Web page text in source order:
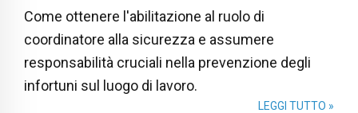
Come ottenere l'abilitazione al ruolo di
coordinatore alla sicurezza e assumere
responsabilità cruciali nella prevenzione degli
infortuni sul luogo di lavoro.
LEGGI TUTTO »